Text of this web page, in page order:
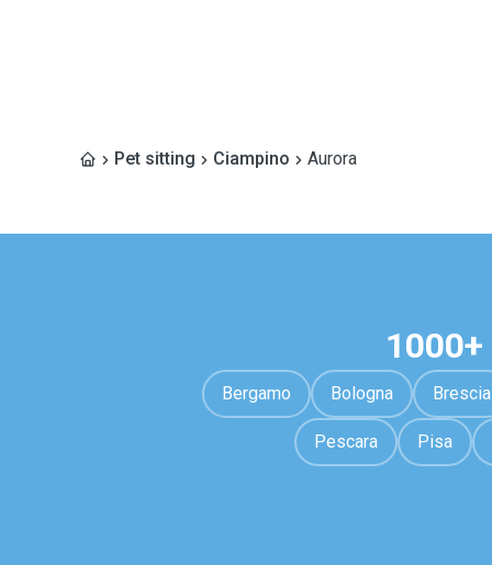
Pet sitting Ciampino Aurora
Bergamo Bologna Brescia
Pescara Pisa